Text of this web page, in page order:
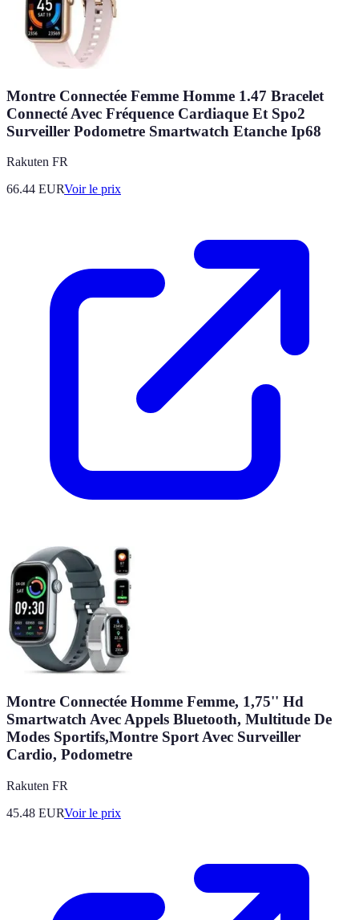
Montre Connectée Femme Homme 1.47 Bracelet
Connecté Avec Fréquence Cardiaque Et Spo2
Surveiller Podometre Smartwatch Etanche Ip68
Rakuten FR
66.44 EURVoir le prix
Montre Connectée Homme Femme, 1,75'' Hd
Smartwatch Avec Appels Bluetooth, Multitude De
Modes Sportifs,Montre Sport Avec Surveiller
Cardio, Podometre
Rakuten FR
45.48 EURVoir le prix